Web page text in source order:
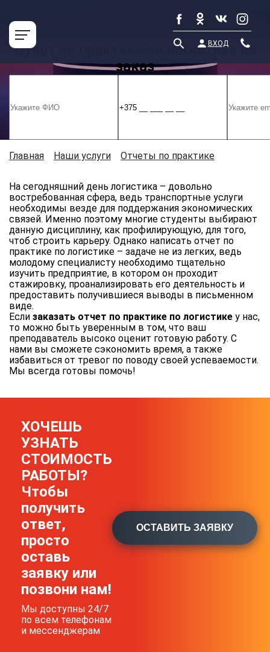
ВХОД
Отчет по практике по логистике на
заказ
Главная Наши услуги Отчеты по практике
На сегодняшний день логистика – довольно
востребованная сфера, ведь транспортные услуги
необходимы везде для поддержания экономических
связей. Именно поэтому многие студенты выбирают
данную дисциплину, как профилирующую, для того,
чтоб строить карьеру. Однако написать отчет по
практике по логистике – задаче не из легких, ведь
молодому специалисту необходимо тщательно
изучить предприятие, в котором он проходит
стажировку, проанализировать его деятельность и
предоставить получившиеся выводы в письменном
виде.
Если заказать отчет по практике по логистике у нас,
то можно быть уверенным в том, что ваш
преподаватель высоко оценит готовую работу. С
нами вы сможете сэкономить время, а также
избавиться от тревог по поводу своей успеваемости.
Мы всегда готовы помочь!
ХОЧЕШЬ
УЗНАТЬ
СТОИМОСТЬ
РАБОТЫ?
Чтобы
получить
ответ,
просто
оставь
заявку или
позвони нам!
Мы доступны 24/7
по всем телефонам
и мессенджерам
ОСТАВИТЬ ЗАЯВКУ